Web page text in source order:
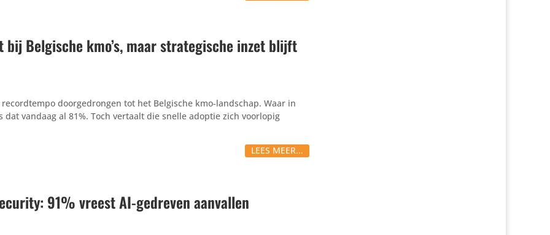
Belgische kmo’s, maar strategische inzet blijft
doorgedrongen tot het Belgische kmo‑landschap. Waar in
dat vandaag al 81%. Toch vertaalt die snelle adoptie zich voorlopig
LEES MEER...
91% vreest AI-gedreven aanvallen